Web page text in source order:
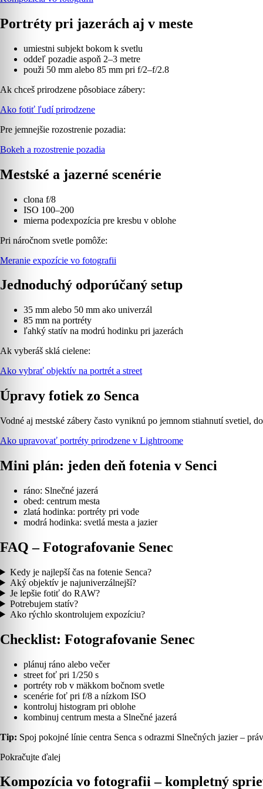
Portréty pri jazerách aj v meste
umiestni subjekt bokom k svetlu
oddeľ pozadie aspoň 2–3 metre
použi 50 mm alebo 85 mm pri f/2–f/2.8
Ak chceš prirodzene pôsobiace zábery:
Ako fotiť ľudí prirodzene
Pre jemnejšie rozostrenie pozadia:
Bokeh a rozostrenie pozadia
Mestské a jazerné scenérie
clona f/8
ISO 100–200
mierna podexpozícia pre kresbu v oblohe
Pri náročnom svetle pomôže:
Meranie expozície vo fotografii
Jednoduchý odporúčaný setup
35 mm alebo 50 mm ako univerzál
85 mm na portréty
ľahký statív na modrú hodinku pri jazerách
Ak vyberáš sklá cielene:
Ako vybrať objektív na portrét a street
Úpravy fotiek zo Senca
Vodné aj mestské zábery často vyniknú po jemnom stiahnutí svetiel,
Ako upravovať portréty prirodzene v Lightroome
Mini plán: jeden deň fotenia v Senci
ráno: Slnečné jazerá
obed: centrum mesta
zlatá hodinka: portréty pri vode
modrá hodinka: svetlá mesta a jazier
FAQ – Fotografovanie Senec
Kedy je najlepší čas na fotenie Senca?
Aký objektív je najuniverzálnejší?
Je lepšie fotiť do RAW?
Potrebujem statív?
Ako rýchlo skontrolujem expozíciu?
Checklist: Fotografovanie Senec
plánuj ráno alebo večer
street foť pri 1/250 s
portréty rob v mäkkom bočnom svetle
scenérie foť pri f/8 a nízkom ISO
kontroluj histogram pri oblohe
kombinuj centrum mesta a Slnečné jazerá
Tip: Spoj pokojné línie centra Senca s odrazmi Slnečných jazier –
Pokračujte ďalej
Kompozícia vo fotografii – kompletný